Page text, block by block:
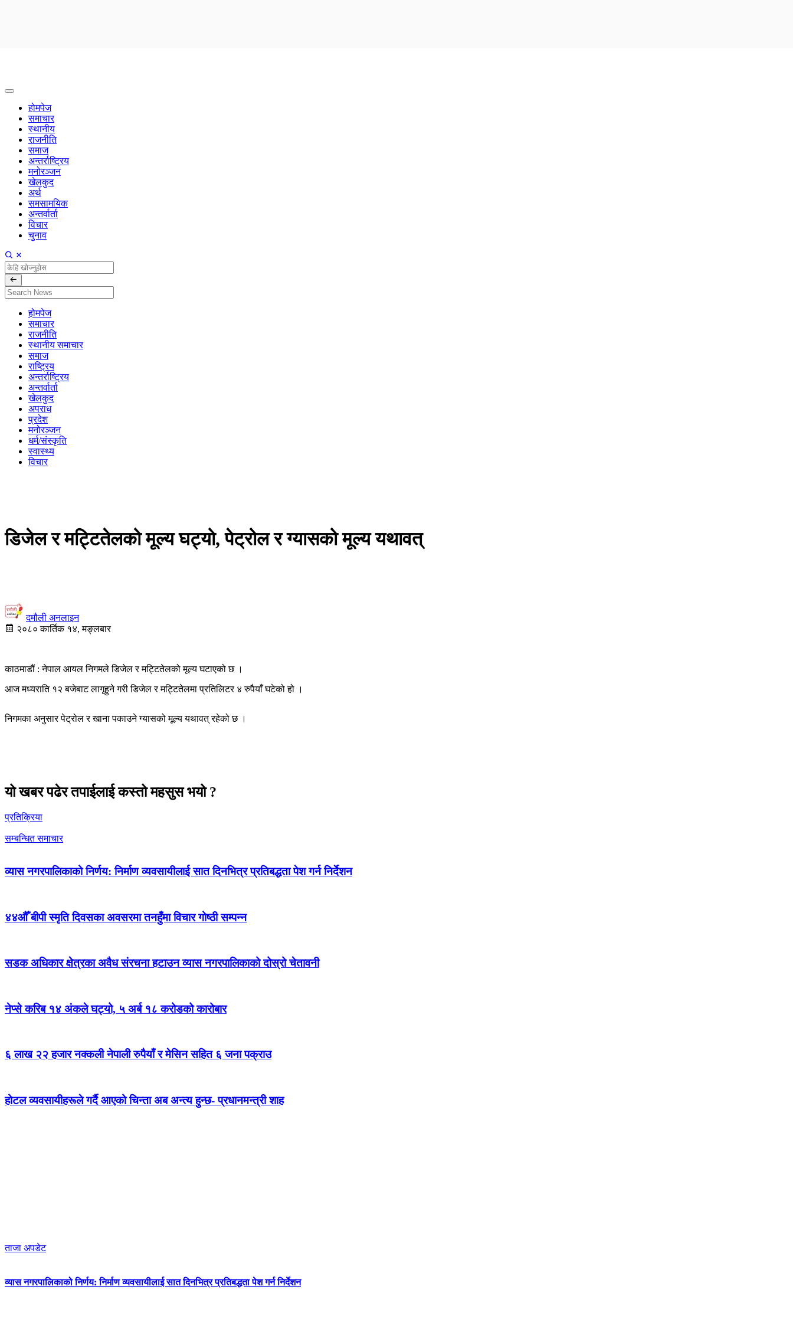
होमपेज
समाचार
स्थानीय
राजनीति
समाज
अन्तर्राष्ट्रिय
मनोरञ्जन
खेलकुद
अर्थ
समसामयिक
अन्तर्वार्ता
विचार
चुनाव
होमपेज
समाचार
राजनीति
स्थानीय समाचार
समाज
राष्ट्रिय
अन्तर्राष्ट्रिय
अन्तर्वार्ता
खेलकुद
अपराध
प्रदेश
मनोरञ्जन
धर्म/संस्कृति
स्वास्थ्य
विचार
डिजेल र मट्टितेलको मूल्य घट्यो, पेट्रोल र ग्यासको मूल्य यथावत्
दमौली अनलाइन
२०८० कार्तिक १४, मङ्लबार
काठमाडौं : नेपाल आयल निगमले डिजेल र मट्टितेलको मूल्य घटाएको छ ।
आज मध्यराति १२ बजेबाट लागूहुने गरी डिजेल र मट्टितेलमा प्रतिलिटर ४ रुपैयाँ घटेको हो ।
निगमका अनुसार पेट्रोल र खाना पकाउने ग्यासको मूल्य यथावत् रहेको छ ।
यो खबर पढेर तपाईलाई कस्तो महसुस भयो ?
प्रतिक्रिया
सम्बन्धित समाचार
व्यास नगरपालिकाको निर्णय: निर्माण व्यवसायीलाई सात दिनभित्र प्रतिबद्धता पेश गर्न निर्देशन
४४औँ बीपी स्मृति दिवसका अवसरमा तनहुँमा विचार गोष्ठी सम्पन्न
सडक अधिकार क्षेत्रका अवैध संरचना हटाउन व्यास नगरपालिकाको दोस्रो चेतावनी
नेप्से करिब १४ अंकले घट्यो, ५ अर्ब १८ करोडको कारोबार
६ लाख २२ हजार नक्कली नेपाली रुपैयाँ र मेसिन सहित ६ जना पक्राउ
होटल व्यवसायीहरूले गर्दै आएको चिन्ता अब अन्त्य हुन्छ- प्रधानमन्त्री शाह
ताजा अपडेट
व्यास नगरपालिकाको निर्णय: निर्माण व्यवसायीलाई सात दिनभित्र प्रतिबद्धता पेश गर्न निर्देशन